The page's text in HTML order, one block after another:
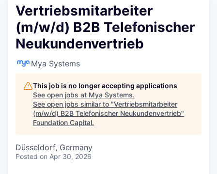
Vertriebsmitarbeiter
(m/w/d) B2B Telefonischer
Neukundenvertrieb
Mya Systems
This job is no longer accepting applications
See open jobs at Mya Systems.
See open jobs similar to "Vertriebsmitarbeiter
(m/w/d) B2B Telefonischer Neukundenvertrieb"
Foundation Capital.
Düsseldorf, Germany
Posted on Apr 30, 2026